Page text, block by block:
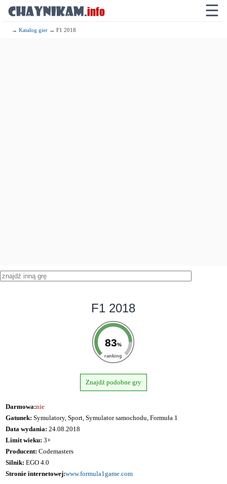
☰
→Katalog gier → F1 2018
F1 2018
83%
ranking
Znajdź podobne gry
Darmowa:nie
Gatunek: Symulatory, Sport, Symulator samochodu, Formuła 1
Data wydania: 24.08.2018
Limit wieku: 3+
Producent: Codemasters
Silnik: EGO 4.0
Stronie internetowej:www.formula1game.com